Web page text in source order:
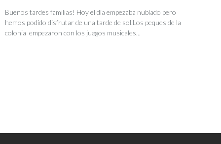
Buenos tardes familias! Hoy el día empezaba nublado pero
hemos podido disfrutar de una tarde de sol.Los peques de la
colonia empezaron con los juegos musicales...